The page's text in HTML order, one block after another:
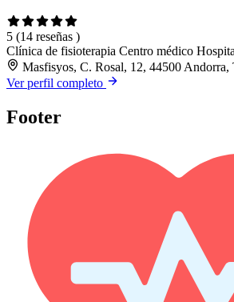
5 (14 reseñas )
Clínica de fisioterapia Centro médico
Masfisyos, C. Rosal, 12, 44500 Andorra,
Ver perfil completo
Footer